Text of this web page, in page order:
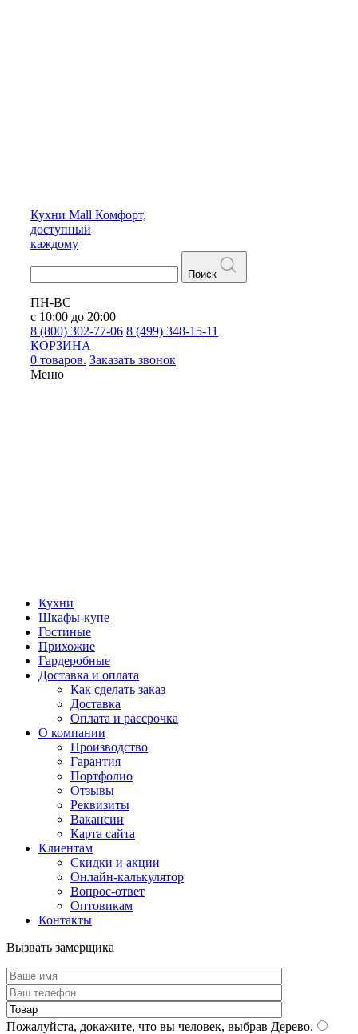
Кухни Mall Комфорт,
доступный
каждому
Поиск
ПН-ВС
с 10:00 до 20:00
8 (800) 302-77-06 8 (499) 348-15-11
КОРЗИНА
0 товаров. Заказать звонок
Меню
Кухни
Шкафы-купе
Гостиные
Прихожие
Гардеробные
Доставка и оплата
Как сделать заказ
Доставка
Оплата и рассрочка
О компании
Производство
Гарантия
Портфолио
Отзывы
Реквизиты
Вакансии
Карта сайта
Клиентам
Скидки и акции
Онлайн-калькулятор
Вопрос-ответ
Оптовикам
Контакты
Вызвать замерщика
Пожалуйста, докажите, что вы человек, выбрав Дерево.